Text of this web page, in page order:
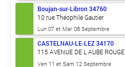
Boujan-sur-Libron 34760
10 rue Théophile Gautier
Lun 07 et Mar 08 Septembre
CASTELNAU-LE-LEZ 34170
115 AVENUE DE L AUBE ROUGE
Ven 11 et Sam 12 Septembre